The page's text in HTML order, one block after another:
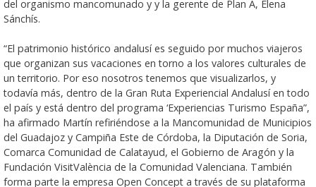
del organismo mancomunado y y la gerente de Plan A, Elena
Sánchís.
“El patrimonio histórico andalusí es seguido por muchos viajeros
que organizan sus vacaciones en torno a los valores culturales de
un territorio. Por eso nosotros tenemos que visualizarlos, y
todavía más, dentro de la Gran Ruta Experiencial Andalusí en todo
el país y está dentro del programa ‘Experiencias Turismo España”,
ha afirmado Martín refiriéndose a la Mancomunidad de Municipios
del Guadajoz y Campiña Este de Córdoba, la Diputación de Soria,
Comarca Comunidad de Calatayud, el Gobierno de Aragón y la
Fundación VisitValència de la Comunidad Valenciana. También
forma parte la empresa Open Concept a través de su plataforma